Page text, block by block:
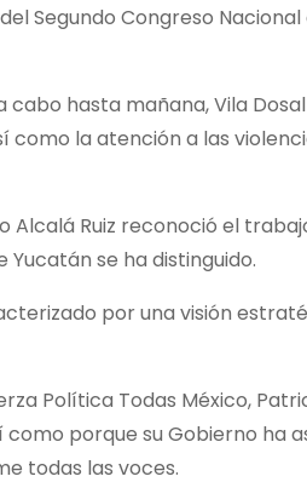
Segundo Congreso
hasta mañana, Vila
la atención a las
Ruiz reconoció el
se ha distinguido.
por una visión
Política Todas México,
porque su Gobierno ha
todas las voces.